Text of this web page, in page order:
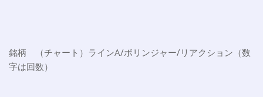
銘柄 （チャート）ラインA/ボリンジャー/リアクション（数
字は回数）